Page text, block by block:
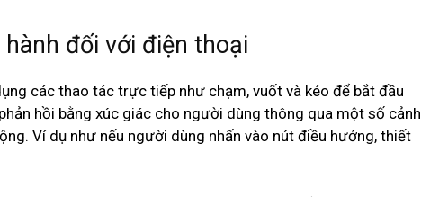
đối với điện thoại
các thao tác trực tiếp như chạm, vuốt và kéo để bắt đầu
hồi bằng xúc giác cho người dùng thông qua một số cảnh
Ví dụ như nếu người dùng nhấn vào nút điều hướng, thiết